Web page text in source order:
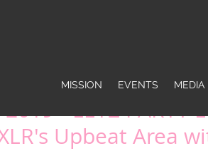
MISSION EVENTS MEDIA
- LETZ PARTY
Upbeat Area